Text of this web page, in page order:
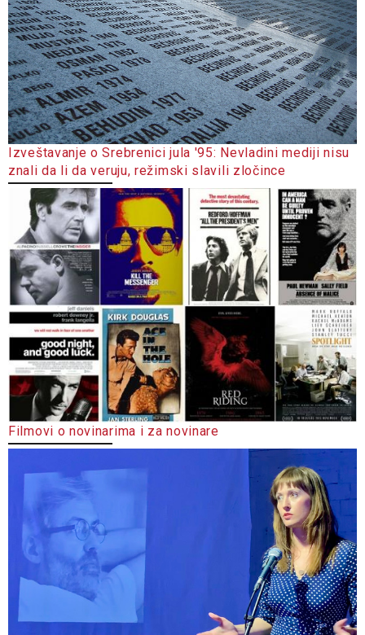
Izveštavanje o Srebrenici jula '95: Nevladini mediji nisu
znali da li da veruju, režimski slavili zločince
Filmovi o novinarima i za novinare